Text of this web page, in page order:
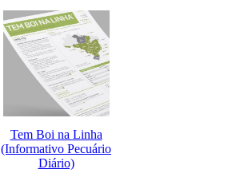
Tem Boi na Linha
(Informativo Pecuário
Diário)